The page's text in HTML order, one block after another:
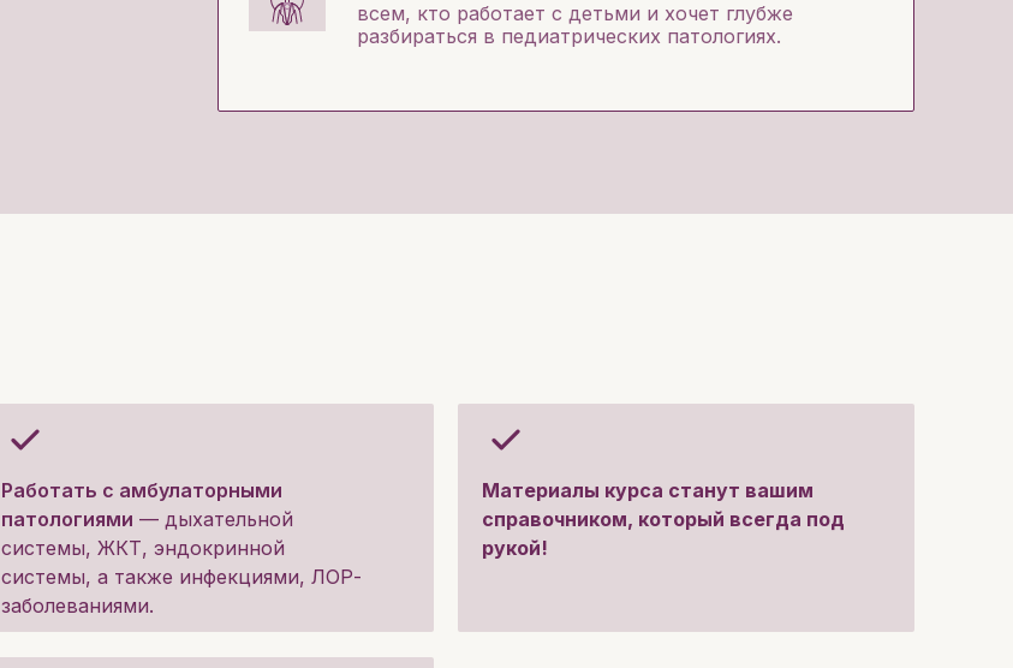
всем, кто работает с детьми и хочет глубже
разбираться в педиатрических патологиях.
Материалы курса станут вашим
справочником, который всегда под
рукой!
Работать с амбулаторными
патологиями — дыхательной
системы, ЖКТ, эндокринной
системы, а также инфекциями, ЛОР-
заболеваниями.